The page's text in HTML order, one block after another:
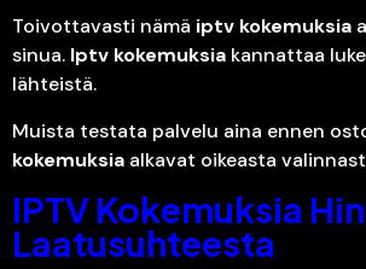
Toivottavasti nämä iptv kokemuksia
sinua. Iptv kokemuksia kannattaa
lähteistä.
Muista testata palvelu aina ennen
kokemuksia alkavat oikeasta
IPTV Kokemuksia
Laatusuhteesta